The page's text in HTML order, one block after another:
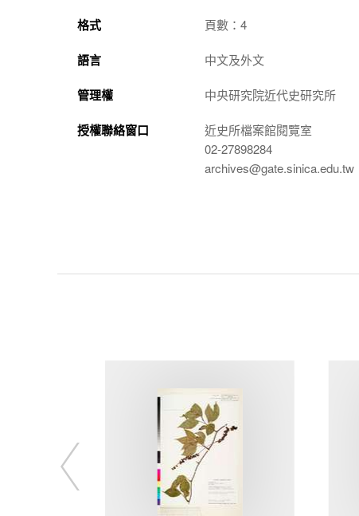
格式 頁數：4
語言 中文及外文
管理權 中央研究院近代史研究所
授權聯絡窗口
近史所檔案館閱覽室
02-27898284
archives@gate.sinica.edu.tw